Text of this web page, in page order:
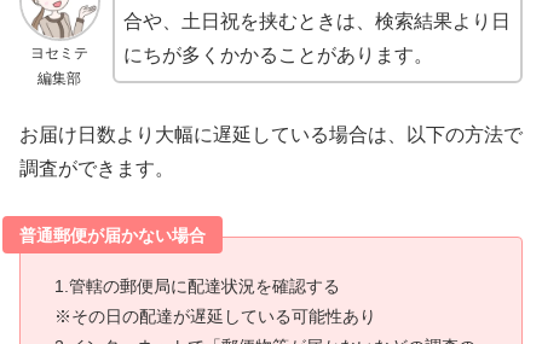
ヨセミテ
編集部
合や、土日祝を挟むときは、検索結果より日
にちが多くかかることがあります。
お届け日数より大幅に遅延している場合は、以下の方法で
調査ができます。
普通郵便が届かない場合
1.管轄の郵便局に配達状況を確認する
※その日の配達が遅延している可能性あり